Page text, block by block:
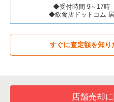
カラオケ・パブ・スナックの居
バーの居抜き売却物件の案件一覧
居酒屋・ダイニングバーの居抜
千葉市美浜区の飲食店の居抜き
佐倉市の飲食店の居抜き売却物
四街道市の飲食店の居抜き売却
千葉県のカフェの居抜き売却物
千葉県のテイクアウトの居抜き
千葉県のお弁当・惣菜・デリの
千葉県のバーの居抜き売却物件
柏市の居酒屋・ダイニングバー
柏市の和食の居抜き売却物件の
柏市のその他の居抜き売却物件
◆受付時間 9～17時
◆飲食店ドットコム
すぐに査定額を知り
店舗売却